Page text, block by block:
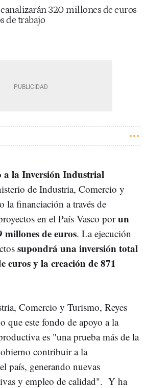
320 millones de euros
de trabajo
a la Inversión Industrial
de Industria, Comercio y
la financiación a través de
en el País Vasco porun
de euros. La ejecución
supondrá una inversión total
euros y la creación de 871
Comercio y Turismo, Reyes
que este fondo de apoyo a la
es "una prueba más de la
contribuir a la
país, generando nuevas
y empleo de calidad". Y ha